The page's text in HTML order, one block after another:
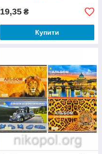
19,35 ₴
Купити